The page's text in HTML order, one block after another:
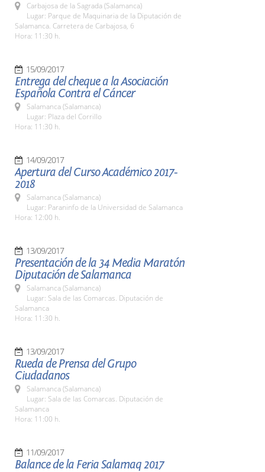
Carbajosa de la Sagrada (Salamanca)
Lugar: Parque de Maquinaria de la Diputación de
Salamanca. Carretera de Carbajosa, 6
Hora: 11:30 h.
15/09/2017
Entrega del cheque a la Asociación
Española Contra el Cáncer
Salamanca (Salamanca)
Lugar: Plaza del Corrillo
Hora: 11:30 h.
14/09/2017
Apertura del Curso Académico 2017-
2018
Salamanca (Salamanca)
Lugar: Paraninfo de la Universidad de Salamanca
Hora: 12:00 h.
13/09/2017
Presentación de la 34 Media Maratón
Diputación de Salamanca
Salamanca (Salamanca)
Lugar: Sala de las Comarcas. Diputación de
Salamanca
Hora: 11:30 h.
13/09/2017
Rueda de Prensa del Grupo
Ciudadanos
Salamanca (Salamanca)
Lugar: Sala de las Comarcas. Diputación de
Salamanca
Hora: 11:00 h.
11/09/2017
Balance de la Feria Salamaq 2017